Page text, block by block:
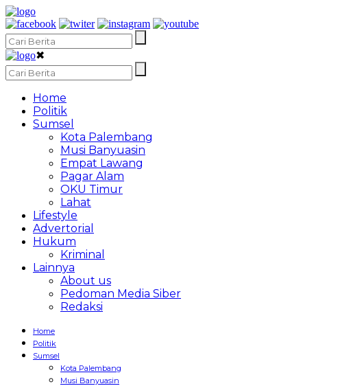
✖
Home
Politik
Sumsel
Kota Palembang
Musi Banyuasin
Empat Lawang
Pagar Alam
OKU Timur
Lahat
Lifestyle
Advertorial
Hukum
Kriminal
Lainnya
About us
Pedoman Media Siber
Redaksi
Home
Politik
Sumsel
Kota Palembang
Musi Banyuasin